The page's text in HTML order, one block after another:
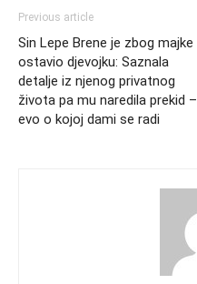
Previous article
Sin Lepe Brene je zbog majke
ostavio djevojku: Saznala
detalje iz njenog privatnog
života pa mu naredila prekid –
evo o kojoj dami se radi